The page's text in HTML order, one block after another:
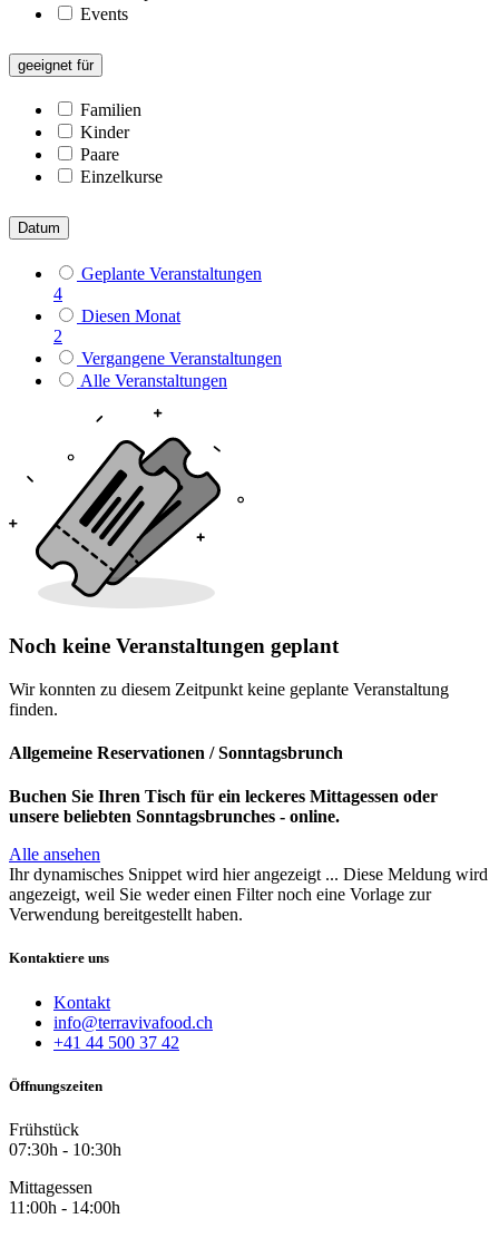
Events
geeignet für
Familien
Kinder
Paare
Einzelkurse
Datum
Geplante Veranstaltungen
4
Diesen Monat
2
Vergangene Veranstaltungen
Alle Veranstaltungen
Noch keine Veranstaltungen geplant
Wir konnten zu diesem Zeitpunkt keine geplante Veranstaltung
finden.
Allgemeine Reservationen / Sonntagsbrunch
Buchen Sie Ihren Tisch für ein leckeres Mittagessen oder
unsere beliebten Sonntagsbrunches - online.
Alle ansehen
Ihr dynamisches Snippet wird hier angezeigt ... Diese Meldung wird
angezeigt, weil Sie weder einen Filter noch eine Vorlage zur
Verwendung bereitgestellt haben.
Kontaktiere uns
Kontakt
info@terravivafood.ch
+41 44 500 37 42
Öffnungszeiten
Frühstück
​07:30h - 10:30h
Mittagessen​​
11:00h - 14:00h